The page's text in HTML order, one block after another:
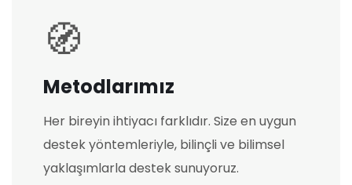
🧭
Metodlarımız
Her bireyin ihtiyacı farklıdır. Size en uygun
destek yöntemleriyle, bilinçli ve bilimsel
yaklaşımlarla destek sunuyoruz.